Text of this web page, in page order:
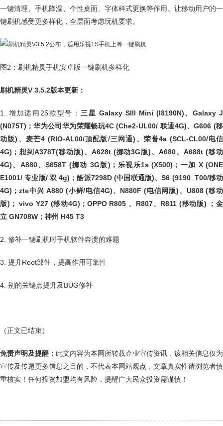
一键清理、手机降温、个性桌面、字体样式更换等作用。让移动用户的一
键刷机感受更多样化，全层面考虑玩机要求。
图2：刷机精灵手机安卓版一键刷机多样化
刷机精灵V 3.5.2版本更新：
1. 增加适用25款型号： 三星 Galaxy SIII Mini (I8190N)、Galaxy J
(N075T)；华为公司华为荣耀畅玩4C (Che2-UL00/ 联通4G)、G606 (移
动版)、麦芒4 (RIO-AL00/顶配版/三网通)、荣誉4a (SCL-CL00/电信
4G)；想到A378T(移动版)、A628t (挪动3G版)、A680、A688t (移动
4G)、A880、S658T (挪动 3G版)；乐视乐1s (X500)；一加 X (ONE
E1001/ 专业版/ 双 4g)；酷派7298D (中国联通版)、S6 (9190_T00/移动
4G)；zte中兴 A880 (小鲜/电信4G)、N880F (电信网版)、U808 (移动
版)； vivo Y27 (移动4G)；OPPO R805 、R807、R811 (移动版) ；金
立 GN708W；神州 H45 T3
2. 修补一键刷机时手机软件奔溃的难题
3. 提升Root部件，提高作用可靠性
4. 别的关键点提升及BUG修补
（正文已结束）
免责声明及提醒： 此文内容为本网所转载企业宣传资讯，该相关信息仅为
宣传及传递更多信息之目的，不代表本网站观点，文章真实性请浏览者慎
重核实！任何投资加盟均有风险，提醒广大民众投资需谨慎！